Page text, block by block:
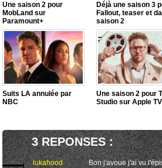
Une saison 2 pour
MobLand sur
Paramount+
Déjà une saison 3
Fallout, teaser et
saison 2
Suits LA annulée par
NBC
Une saison 2 pour
Studio sur Apple
3 REPONSES :
lukahood
Bon j'avoue j'ai vu